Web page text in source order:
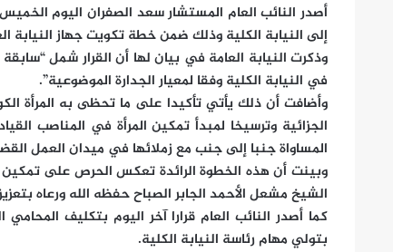
أصدر النائب العام المستشار سعد الصفران اليوم
إلى النيابة الكلية وذلك ضمن خطة تكويت جهاز النيابة
وذكرت النيابة العامة في بيان لها أن القرار شمل
في النيابة الكلية وفقا لمعيار الجدارة الموضوعية”.
وأضافت أن ذلك يأتي تأكيدا على ما تحظى به المرأة
الجزائية وترسيخا لمبدأ تمكين المرأة في المناصب
المساواة جنبا إلى جنب مع زملائها في ميدان العمل
وبينت أن هذه الخطوة الرائدة تعكس الحرص على تمكين
الشيخ مشعل الأحمد الجابر الصباح حفظه الله ورعاه
كما أصدر النائب العام قرارا آخر اليوم بتكليف
بتولي مهام رئاسة النيابة الكلية.